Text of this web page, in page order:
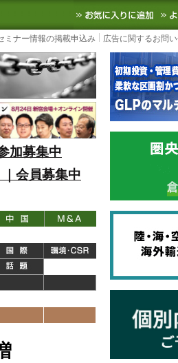
イト
SCMなど国内外の最新の物流ニ
ミナー情報の掲載申込み 広告に関するお問
加募集中
会員募集中